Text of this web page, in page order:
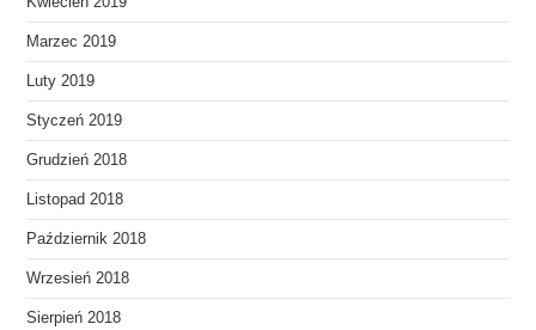
Marzec 2019
Luty 2019
Styczeń 2019
Grudzień 2018
Listopad 2018
Październik 2018
Wrzesień 2018
Sierpień 2018